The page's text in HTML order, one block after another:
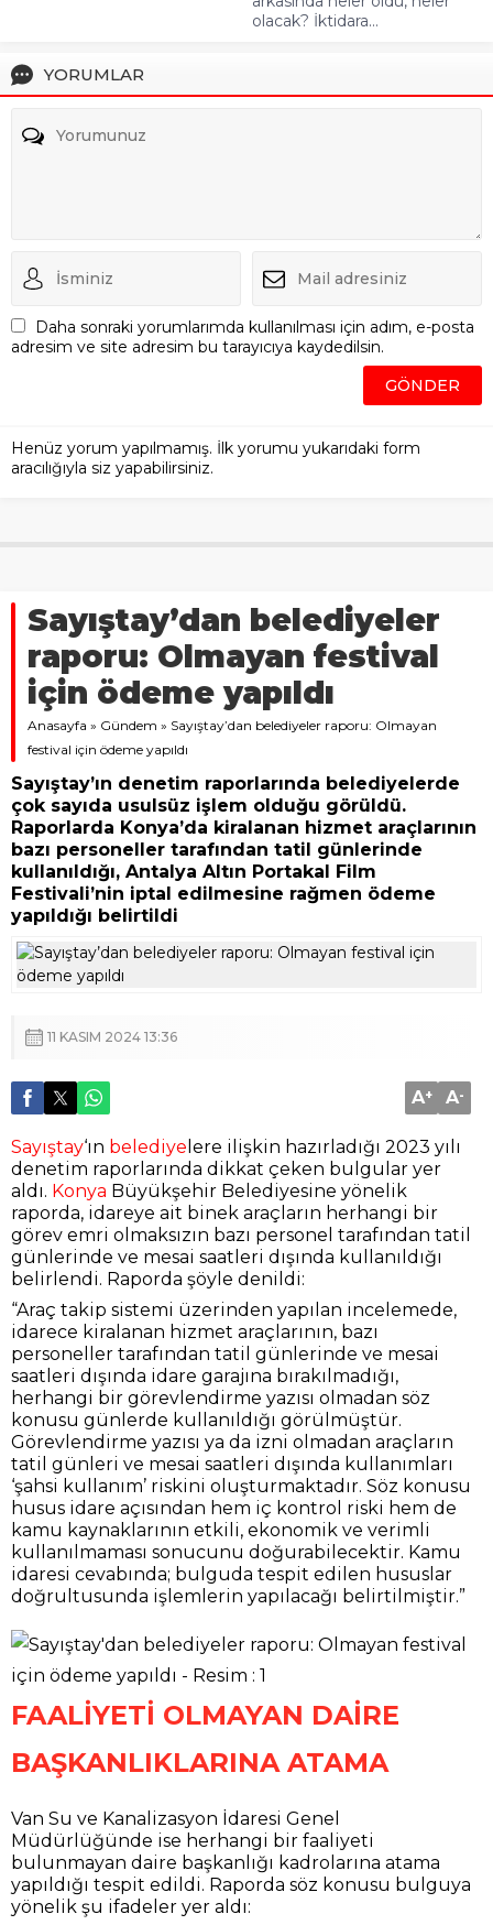
olacak? İktidara...
YORUMLAR
Daha sonraki yorumlarımda kullanılması için adım, e-posta
adresim ve site adresim bu tarayıcıya kaydedilsin.
Henüz yorum yapılmamış. İlk yorumu yukarıdaki form
aracılığıyla siz yapabilirsiniz.
Sayıştay’dan belediyeler
raporu: Olmayan festival
için ödeme yapıldı
Anasayfa » Gündem » Sayıştay’dan belediyeler raporu: Olmayan
festival için ödeme yapıldı
Sayıştay’ın denetim raporlarında belediyelerde
çok sayıda usulsüz işlem olduğu görüldü.
Raporlarda Konya’da kiralanan hizmet araçlarının
bazı personeller tarafından tatil günlerinde
kullanıldığı, Antalya Altın Portakal Film
Festivali’nin iptal edilmesine rağmen ödeme
yapıldığı belirtildi
11 KASIM 2024 13:36
A+ A-
Sayıştay‘ın belediye lere ilişkin hazırladığı 2023 yılı
denetim raporlarında dikkat çeken bulgular yer
aldı. Konya Büyükşehir Belediyesine yönelik
raporda, idareye ait binek araçların herhangi bir
görev emri olmaksızın bazı personel tarafından tatil
günlerinde ve mesai saatleri dışında kullanıldığı
belirlendi. Raporda şöyle denildi:
“Araç takip sistemi üzerinden yapılan incelemede,
idarece kiralanan hizmet araçlarının, bazı
personeller tarafından tatil günlerinde ve mesai
saatleri dışında idare garajına bırakılmadığı,
herhangi bir görevlendirme yazısı olmadan söz
konusu günlerde kullanıldığı görülmüştür.
Görevlendirme yazısı ya da izni olmadan araçların
tatil günleri ve mesai saatleri dışında kullanımları
‘şahsi kullanım’ riskini oluşturmaktadır. Söz konusu
husus idare açısından hem iç kontrol riski hem de
kamu kaynaklarının etkili, ekonomik ve verimli
kullanılmaması sonucunu doğurabilecektir. Kamu
idaresi cevabında; bulguda tespit edilen hususlar
doğrultusunda işlemlerin yapılacağı belirtilmiştir.”
FAALİYETİ OLMAYAN DAİRE
BAŞKANLIKLARINA ATAMA
Van Su ve Kanalizasyon İdaresi Genel
Müdürlüğünde ise herhangi bir faaliyeti
bulunmayan daire başkanlığı kadrolarına atama
yapıldığı tespit edildi. Raporda söz konusu bulguya
yönelik şu ifadeler yer aldı: